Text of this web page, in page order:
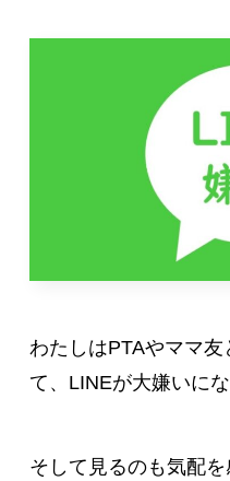
わたしはPTAやママ
て、LINEが大嫌いにな
そして見るのも気配